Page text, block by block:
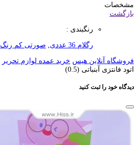
مشخصات
بازگشت
رنگبندی :
رگلام 36 عددی صورتی کم رنگ
فروشگاه آنلاین هیس خرید عمده لوازم تحریر
اتود فانتزی آبنباتی (0.5)
دیدگاه خود را ثبت کنید